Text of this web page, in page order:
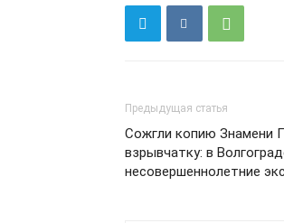
Предыдущая статья
Сожгли копию Знамени
взрывчатку: в
несовершеннолетние